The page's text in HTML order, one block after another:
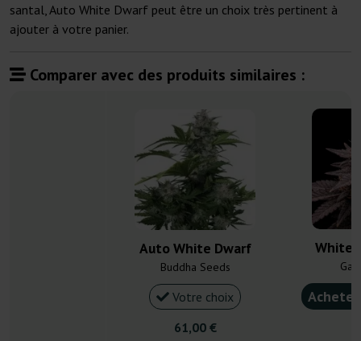
santal, Auto White Dwarf peut être un choix très pertinent à
ajouter à votre panier.
Comparer avec des produits similaires :
Auto White Dwarf
Buddha Seeds
Votre choix
61,00 €
White